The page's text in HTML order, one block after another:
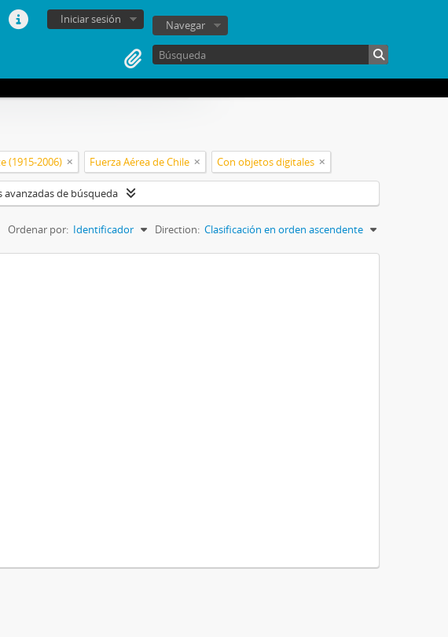
Iniciar sesión Navegar
(1915-2006) Fuerza Aérea de Chile Con objetos digitales
avanzadas de búsqueda
Ordenar por: Identificador Direction: Clasificación en orden ascendente